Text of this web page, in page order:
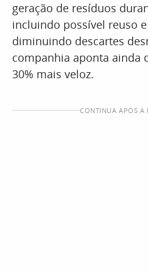
geração de resíduos
incluindo possível reuso
diminuindo descartes
companhia aponta ainda
30% mais veloz.
CONTINUA APÓS A